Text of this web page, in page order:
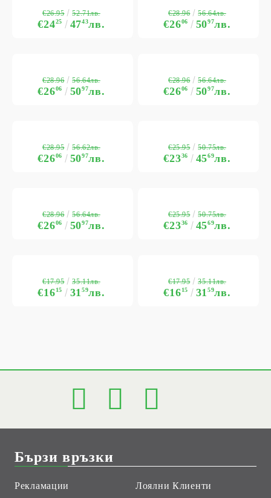
€2425 4743лв.
€26.95 52.71лв.
€2606 5097лв.
€28.96 56.64лв.
€2606 5097лв.
€28.96 56.64лв.
€2606 5097лв.
€28.96 56.64лв.
€2606 5097лв.
€28.95 56.62лв.
€2336 4569лв.
€25.95 50.75лв.
€2606 5097лв.
€28.96 56.64лв.
€2336 4569лв.
€25.95 50.75лв.
€1615 3159лв.
€17.95 35.11лв.
€1615 3159лв.
€17.95 35.11лв.
Бързи връзки
Рекламации
Лоялни Клиенти